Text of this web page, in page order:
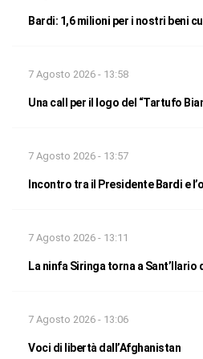
Bardi: 1,6 milioni per i nostri beni
7 Agosto 2026 - 13:58
Una call per il logo del “Tartufo
7 Agosto 2026 - 13:57
Incontro tra il Presidente Bardi e
7 Agosto 2026 - 13:11
La ninfa Siringa torna a Sant’Ilario
7 Agosto 2026 - 13:06
Voci di libertà dall’Afghanistan